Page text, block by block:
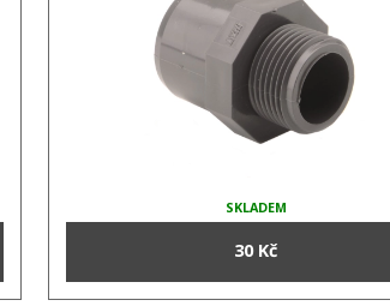
SKLADEM
30 Kč